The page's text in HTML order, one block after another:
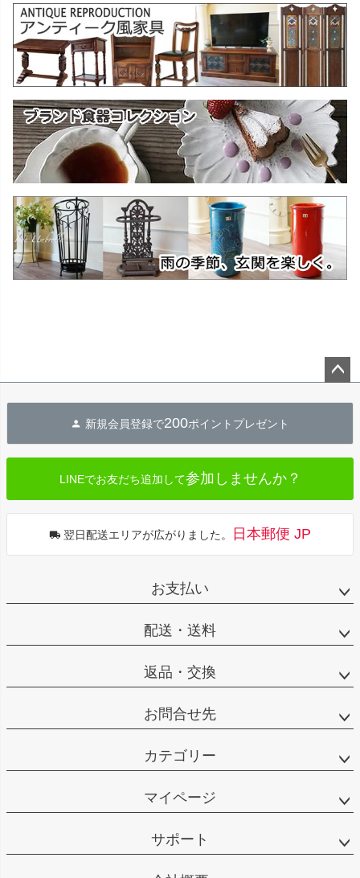
へ
新規会員登録で200ポイントプレゼント
LINEでお友だち追加して参加しませんか？
翌日配送エリアが広がりました。 日本郵便 JP
お支払い
配送・送料
返品・交換
お問合せ先
カテゴリー
マイページ
サポート